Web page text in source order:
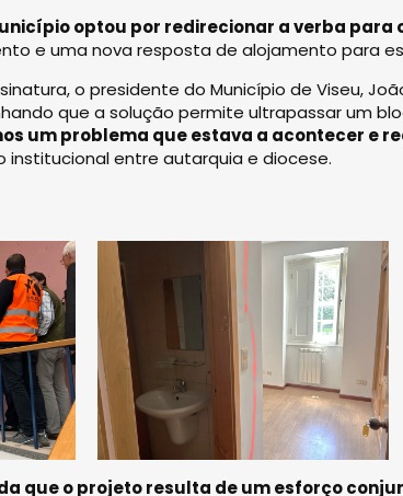
optou por redirecionar a verba para
e uma nova resposta de alojamento para
o presidente do Município de Viseu,
que a solução permite ultrapassar um
um problema que estava a acontecer e
entre autarquia e diocese.
que o projeto resulta de um esforço